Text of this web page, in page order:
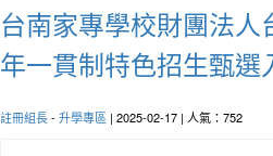
台南家專學校財團法
年一貫制特色招生甄
註冊組長- 升學專區 | 2025-02-17 | 人氣：752